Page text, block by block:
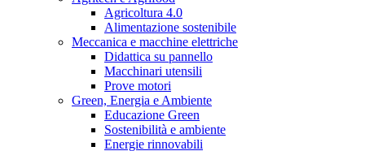
Agricoltura 4.0
Alimentazione sostenibile
Meccanica e macchine elettriche
Didattica su pannello
Macchinari utensili
Prove motori
Green, Energia e Ambiente
Educazione Green
Sostenibilità e ambiente
Energie rinnovabili